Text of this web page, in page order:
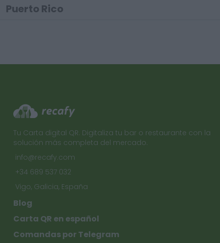
Puerto Rico
Tu Carta digital QR. Digitaliza tu bar o restaurante con la
solución más completa del mercado.
info@recafy.com
+34 689 537 032
Vigo, Galicia, España
Blog
Carta QR en español
Comandas por Telegram